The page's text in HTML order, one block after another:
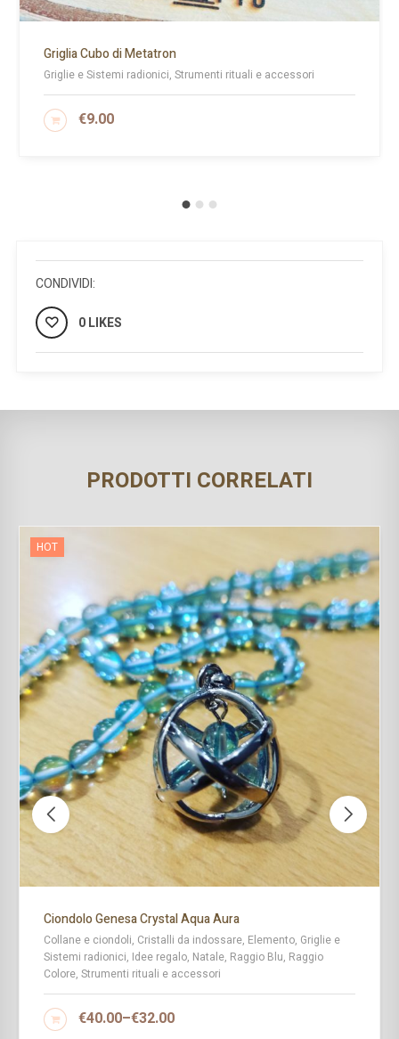
Griglia Cubo di Metatron
Griglie e Sistemi radionici, Strumenti rituali e accessori
€9.00
AGGIUNGI AL CARRELLO
CONDIVIDI:
0 LIKES
PRODOTTI CORRELATI
HOT
Ciondolo Genesa Crystal Aqua Aura
Collane e ciondoli, Cristalli da indossare, Elemento, Griglie e
Sistemi radionici, Idee regalo, Natale, Raggio Blu, Raggio
Colore, Strumenti rituali e accessori
€32.00
–
€40.00
SCEGLI